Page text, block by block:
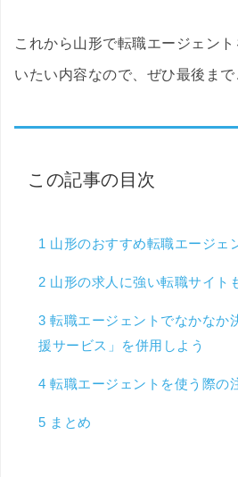
これから山形で転職エージェン
いたい内容なので、ぜひ最後まで
この記事の目次
1 山形のおすすめ転職エージェ
2 山形の求人に強い転職サイト
3 転職エージェントでなかなか
援サービス」を併用しよう
4 転職エージェントを使う際の
5 まとめ